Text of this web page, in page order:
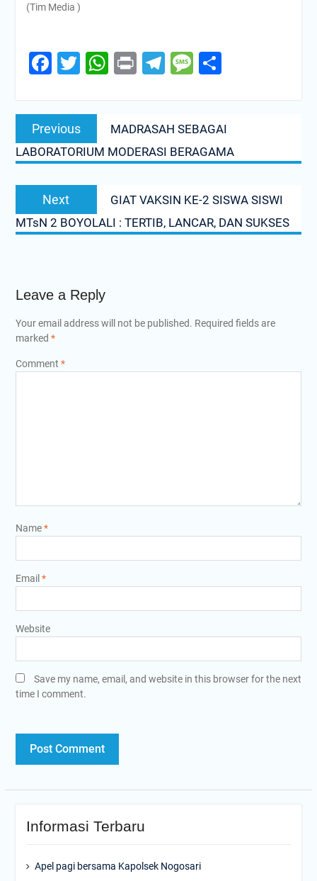
(Tim Media )
Facebook
Twitter
WhatsApp
PrintTelegram
Message
Share
Post
navigation
Previous
post:
MADRASAH SEBAGAI
LABORATORIUM MODERASI BERAGAMA
Next
post:
GIAT VAKSIN KE-2 SISWA SISWI
MTsN 2 BOYOLALI : TERTIB, LANCAR, DAN SUKSES
Leave a Reply
Your email address will not be published. Required fields are
marked *
Comment *
Name*
Email *
Website
Save my name, email, and website in this browser for the next
time I comment.
Informasi Terbaru
Apel pagi bersama Kapolsek Nogosari